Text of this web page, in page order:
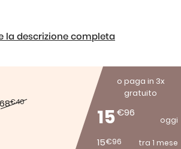
la descrizione completa
68€40
o paga in 3x
gratuito
15€96
oggi
15€96 tra 1 mese